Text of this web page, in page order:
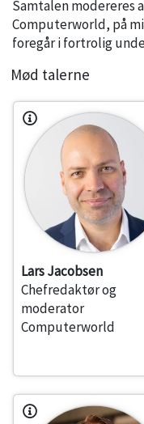
Samtalen modereres
Computerworld, på
foregår i fortrolig
Mød talerne
Lars Jacobsen
Chefredaktør og
moderator
Computerworld